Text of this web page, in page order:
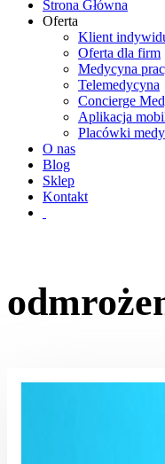
Strona Główna
Oferta
Klient
Oferta dla firm
Medycyna
Telemedycyna
Concierge
Aplikacja
Placówki
O nas
Blog
Sklep
Kontakt